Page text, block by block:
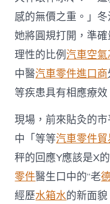
感的無價之重。」冬
她將圓規打開，準
理性的比例汽車空
中醫汽車零件進口商
等疾患具有相應療效
現場，前來貼灸的
中「等等汽車零件貿
秤的回應Y應該是X
零件醫生口中的“老
經歷水箱水的新面